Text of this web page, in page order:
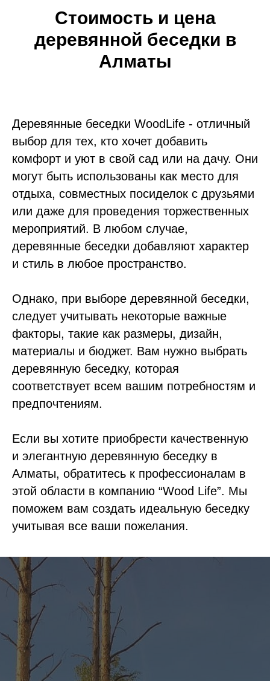
Стоимость и цена
деревянной беседки в
Алматы
Деревянные беседки WoodLife - отличный
выбор для тех, кто хочет добавить
комфорт и уют в свой сад или на дачу. Они
могут быть использованы как место для
отдыха, совместных посиделок с друзьями
или даже для проведения торжественных
мероприятий. В любом случае,
деревянные беседки добавляют характер
и стиль в любое пространство.
Однако, при выборе деревянной беседки,
следует учитывать некоторые важные
факторы, такие как размеры, дизайн,
материалы и бюджет. Вам нужно выбрать
деревянную беседку, которая
соответствует всем вашим потребностям и
предпочтениям.
Если вы хотите приобрести качественную
и элегантную деревянную беседку в
Алматы, обратитесь к профессионалам в
этой области в компанию “Wood Life”. Мы
поможем вам создать идеальную беседку
учитывая все ваши пожелания.